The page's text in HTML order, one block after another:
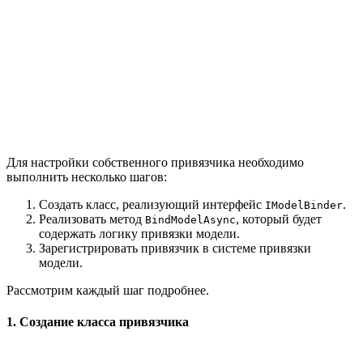
Для настройки собственного привязчика необходимо
выполнить несколько шагов:
Создать класс, реализующий интерфейс IModelBinder.
Реализовать метод BindModelAsync, который будет
содержать логику привязки модели.
Зарегистрировать привязчик в системе привязки
модели.
Рассмотрим каждый шаг подробнее.
1. Создание класса привязчика